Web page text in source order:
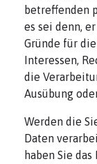
betreffenden
es sei denn,
Gründe für
Interessen,
die
Ausübung
Werden die
Daten
haben Sie